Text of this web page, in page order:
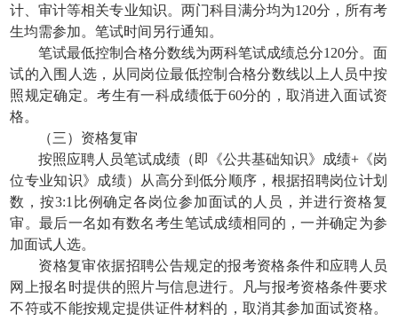
计、审计等相关专业知识。两门科目满分均为120分，所有考
生均需参加。笔试时间另行通知。
笔试最低控制合格分数线为两科笔试成绩总分120分。面
试的入围人选，从同岗位最低控制合格分数线以上人员中按
照规定确定。考生有一科成绩低于60分的，取消进入面试资
格。
（三）资格复审
按照应聘人员笔试成绩（即《公共基础知识》成绩+《岗
位专业知识》成绩）从高分到低分顺序，根据招聘岗位计划
数，按3:1比例确定各岗位参加面试的人员，并进行资格复
审。最后一名如有数名考生笔试成绩相同的，一并确定为参
加面试人选。
资格复审依据招聘公告规定的报考资格条件和应聘人员
网上报名时提供的照片与信息进行。凡与报考资格条件要求
不符或不能按规定提供证件材料的，取消其参加面试资格。